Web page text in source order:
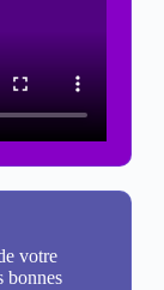
votre
bonnes